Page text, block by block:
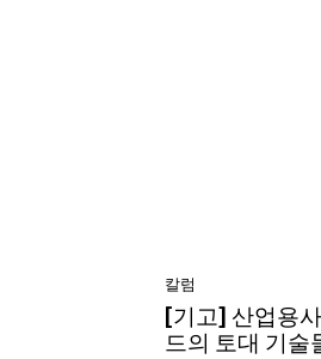
칼럼
[기고] 산업용
드의 토대 기술